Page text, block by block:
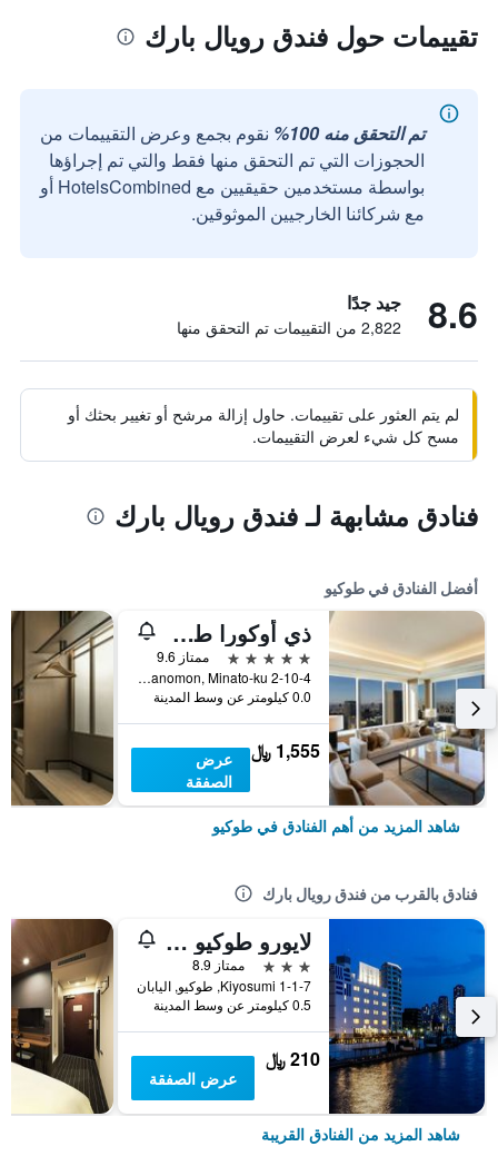
تقييمات حول فندق رويال بارك
تم التحقق منه 100%
نقوم بجمع وعرض التقييمات من
الحجوزات التي تم التحقق منها فقط والتي تم إجراؤها
بواسطة مستخدمين حقيقيين مع HotelsCombined أو
مع شركائنا الخارجيين الموثوقين.
8.6 جيد جدًا
2,822 من التقييمات تم التحقق منها
لم يتم العثور على تقييمات. حاول إزالة مرشح أو تغيير بحثك أو
مسح كل شيء لعرض التقييمات.
فنادق مشابهة لـ فندق رويال بارك
أفضل الفنادق في طوكيو
ذي أوكورا طوكيو
5 نجوم
ممتاز 9.6
2-10-4 Toranomon, Minato-ku, طوكيو, اليابان
0.0 كيلومتر عن وسط المدينة
1,555 ﷼
عرض
الصفقة
شاهد المزيد من أهم الفنادق في طوكيو
فنادق بالقرب من فندق رويال بارك
لايورو طوكيو كيوسومي باي ذا شير هوتيلز - هوستل
3 نجوم
ممتاز 8.9
1-1-7 Kiyosumi, طوكيو, اليابان
0.5 كيلومتر عن وسط المدينة
210 ﷼
عرض الصفقة
شاهد المزيد من الفنادق القريبة